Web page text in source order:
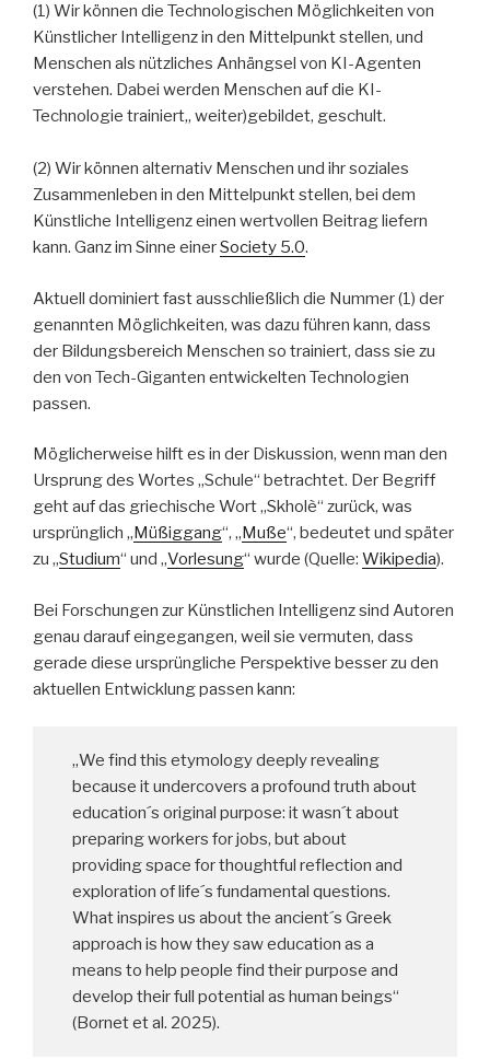
(1) Wir können die Technologischen Möglichkeiten von
Künstlicher Intelligenz in den Mittelpunkt stellen, und
Menschen als nützliches Anhängsel von KI-Agenten
verstehen. Dabei werden Menschen auf die KI-
Technologie trainiert,, weiter)gebildet, geschult.
(2) Wir können alternativ Menschen und ihr soziales
Zusammenleben in den Mittelpunkt stellen, bei dem
Künstliche Intelligenz einen wertvollen Beitrag liefern
kann. Ganz im Sinne einerSociety 5.0.
Aktuell dominiert fast ausschließlich die Nummer (1) der
genannten Möglichkeiten, was dazu führen kann, dass
der Bildungsbereich Menschen so trainiert, dass sie zu
den von Tech-Giganten entwickelten Technologien
passen.
Möglicherweise hilft es in der Diskussion, wenn man den
Ursprung des Wortes „Schule“ betrachtet. Der Begriff
geht auf das griechische Wort „Skholè“ zurück, was
ursprünglich „Müßiggang“, „Muße“, bedeutet und später
zu „Studium“ und „Vorlesung“ wurde (Quelle: Wikipedia).
Bei Forschungen zur Künstlichen Intelligenz sind Autoren
genau darauf eingegangen, weil sie vermuten, dass
gerade diese ursprüngliche Perspektive besser zu den
aktuellen Entwicklung passen kann:
„We find this etymology deeply revealing
because it undercovers a profound truth about
education´s original purpose: it wasn´t about
preparing workers for jobs, but about
providing space for thoughtful reflection and
exploration of life´s fundamental questions.
What inspires us about the ancient´s Greek
approach is how they saw education as a
means to help people find their purpose and
develop their full potential as human beings“
(Bornet et al. 2025).